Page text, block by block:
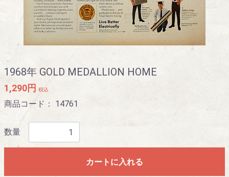
1968年 GOLD MEDALLION HOME
1,290円 税込
商品コード： 14761
数量
カートに入れる